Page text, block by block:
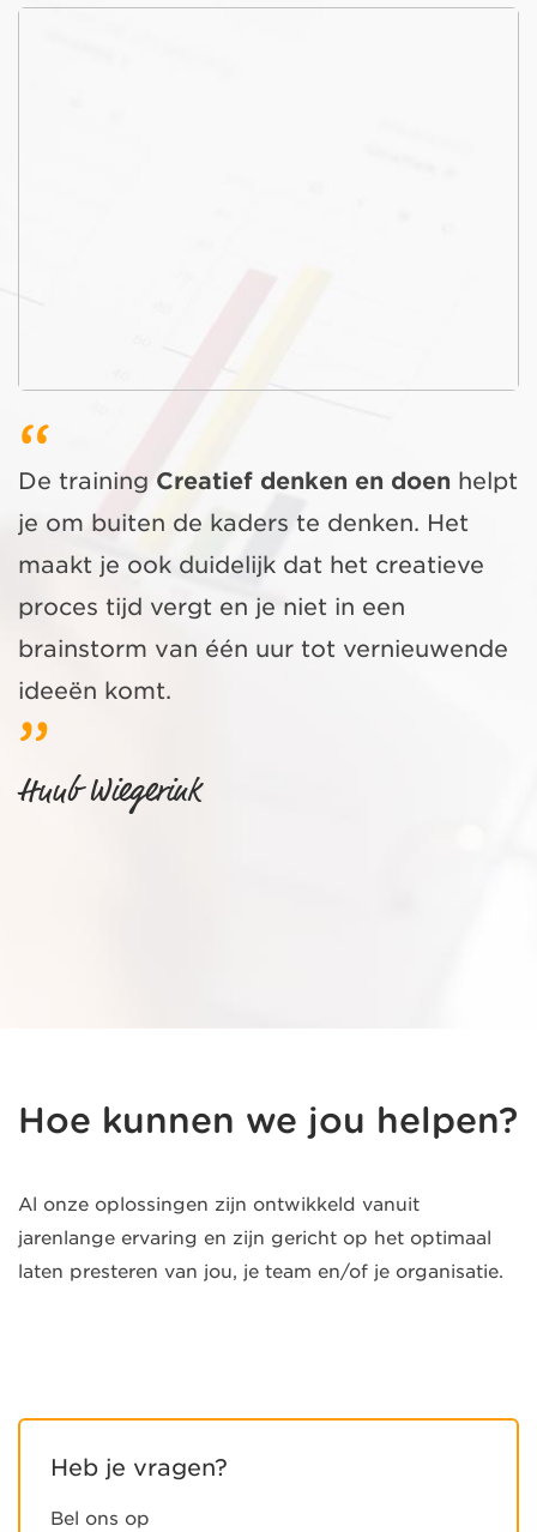
De training Creatief denken en doen helpt
je om buiten de kaders te denken. Het
maakt je ook duidelijk dat het creatieve
proces tijd vergt en je niet in een
brainstorm van één uur tot vernieuwende
ideeën komt.
Huub Wiegerink
Hoe kunnen we jou helpen?
Al onze oplossingen zijn ontwikkeld vanuit
jarenlange ervaring en zijn gericht op het optimaal
laten presteren van jou, je team en/of je organisatie.
Heb je vragen?
Bel ons op